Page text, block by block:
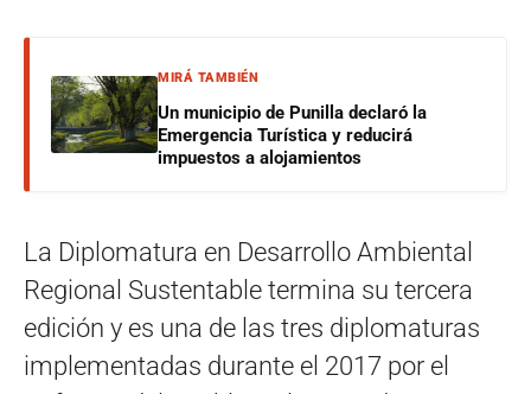
MIRÁ TAMBIÉN
Un municipio de Punilla declaró la
Emergencia Turística y reducirá
impuestos a alojamientos
La Diplomatura en Desarrollo Ambiental
Regional Sustentable termina su tercera
edición y es una de las tres diplomaturas
implementadas durante el 2017 por el